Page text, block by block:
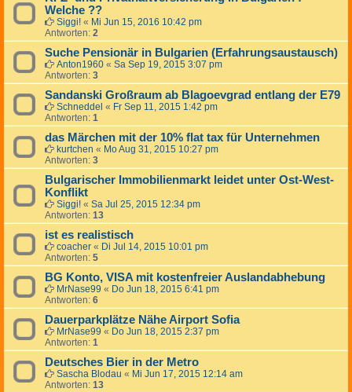
Welche ??
Siggi! « Mi Jun 15, 2016 10:42 pm
Antworten: 2
Suche Pensionär in Bulgarien (Erfahrungsaustausch)
Anton1960 « Sa Sep 19, 2015 3:07 pm
Antworten: 3
Sandanski Großraum ab Blagoevgrad entlang der E79
Schneddel « Fr Sep 11, 2015 1:42 pm
Antworten: 1
das Märchen mit der 10% flat tax für Unternehmen
kurtchen « Mo Aug 31, 2015 10:27 pm
Antworten: 3
Bulgarischer Immobilienmarkt leidet unter Ost-West-
Konflikt
Siggi! « Sa Jul 25, 2015 12:34 pm
Antworten: 13
ist es realistisch
coacher « Di Jul 14, 2015 10:01 pm
Antworten: 5
BG Konto, VISA mit kostenfreier Auslandabhebung
MrNase99 « Do Jun 18, 2015 6:41 pm
Antworten: 6
Dauerparkplätze Nähe Airport Sofia
MrNase99 « Do Jun 18, 2015 2:37 pm
Antworten: 1
Deutsches Bier in der Metro
Sascha Blodau « Mi Jun 17, 2015 12:14 am
Antworten: 13